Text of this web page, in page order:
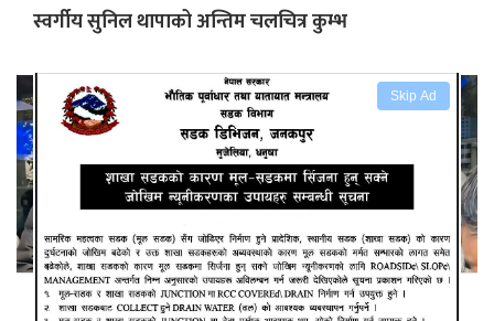
Skip Ad
स्वर्गीय सुनिल थापाको अन्तिम चलचित्र कुम्भ
युवा नेता साह रास्वपामा प्रवेश